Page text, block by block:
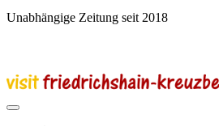
Unabhängige Zeitung seit 2018